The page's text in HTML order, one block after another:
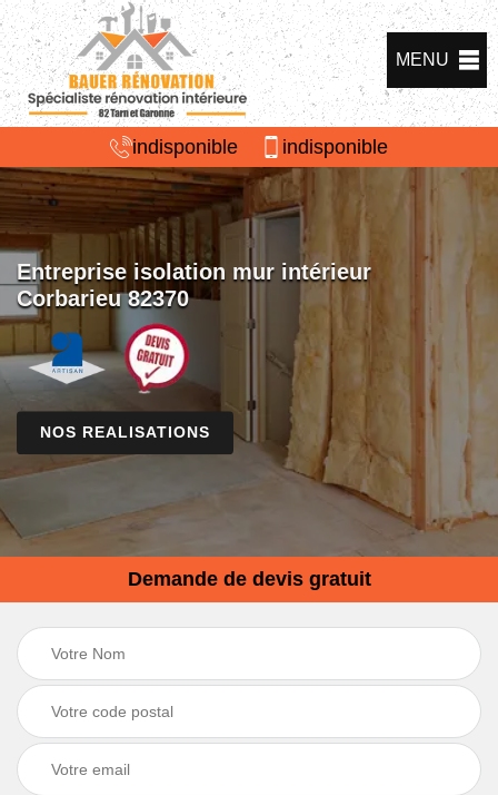
MENU
indisponible indisponible
Entreprise isolation mur intérieur
Corbarieu 82370
NOS REALISATIONS
Demande de devis gratuit